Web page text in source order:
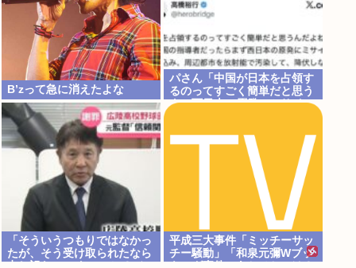
B’zって急に消えたよな
パさん「中国が日本を占領す
るのってすごく簡単だと思う
よ。西日本の原発にミサイル
「そういうつもりではなかっ
たが、そう受け取られたなら
平成三大事件「ミッチーサッ
チー騒動」「和泉元彌Wブッ